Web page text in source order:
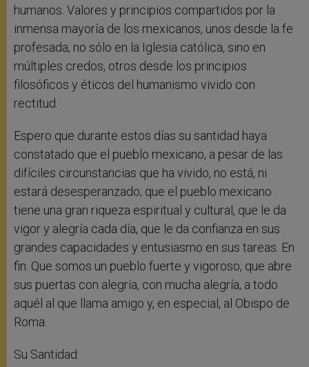
humanos. Valores y principios compartidos por la
inmensa mayoría de los mexicanos, unos desde la fe
profesada, no sólo en la Iglesia católica, sino en
múltiples credos, otros desde los principios
filosóficos y éticos del humanismo vivido con
rectitud.
Espero que durante estos días su santidad haya
constatado que el pueblo mexicano, a pesar de las
difíciles circunstancias que ha vivido, no está, ni
estará desesperanzado; que el pueblo mexicano
tiene una gran riqueza espiritual y cultural, que le da
vigor y alegría cada día, que le da confianza en sus
grandes capacidades y entusiasmo en sus tareas. En
fin. Que somos un pueblo fuerte y vigoroso, que abre
sus puertas con alegría, con mucha alegría, a todo
aquél al que llama amigo y, en especial, al Obispo de
Roma.
Su Santidad: